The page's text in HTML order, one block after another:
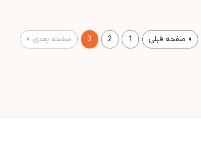
« صفحه قبلی 1
2
3 صفحه بعدی »